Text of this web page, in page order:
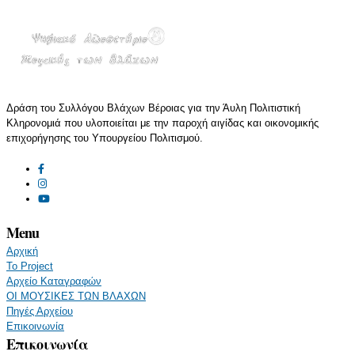
Δράση του Συλλόγου Βλάχων Βέροιας για την Άυλη Πολιτιστική
Κληρονομιά που υλοποιείται με την παροχή αιγίδας και οικονομικής
επιχορήγησης του Υπουργείου Πολιτισμού.
Menu
Αρχική
Το Project
Αρχείο Καταγραφών
ΟΙ ΜΟΥΣΙΚΕΣ ΤΩΝ ΒΛΑΧΩΝ
Πηγές Αρχείου
Επικοινωνία
Επικοινωνία